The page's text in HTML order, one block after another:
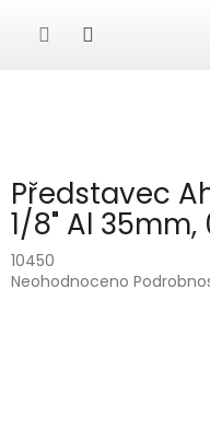
Představec
1/8" Al 35mm,
10450
Průměrné
Neohodnoceno